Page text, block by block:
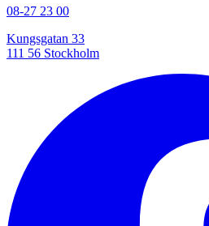
08-27 23 00
Kungsgatan 33
111 56 Stockholm